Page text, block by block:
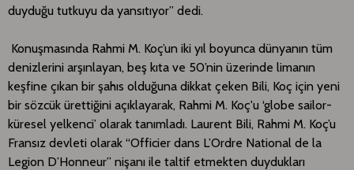
duyduğu tutkuyu da yansıtıyor” dedi.
Konuşmasında Rahmi M. Koç’un iki yıl boyunca dünyanın tüm
denizlerini arşınlayan, beş kıta ve 50’nin üzerinde limanın
keşfine çıkan bir şahıs olduğuna dikkat çeken Bili, Koç için yeni
bir sözcük ürettiğini açıklayarak, Rahmi M. Koç'u ‘globe sailor-
küresel yelkenci’ olarak tanımladı. Laurent Bili, Rahmi M. Koç’u
Fransız devleti olarak “Officier dans L’Ordre National de la
Legion D’Honneur” nişanı ile taltif etmekten duydukları